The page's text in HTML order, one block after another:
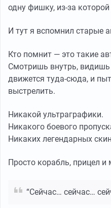
одну фишку, из-за
И тут я вспомнил старые
Кто помнит — это такие
Смотришь внутрь,
движется туда-сюда, и
выстрелить.
Никакой ультраграфики.
Никакого боевого
Никаких легендарных
Просто корабль, прицел и
“Сейчас… сейчас…